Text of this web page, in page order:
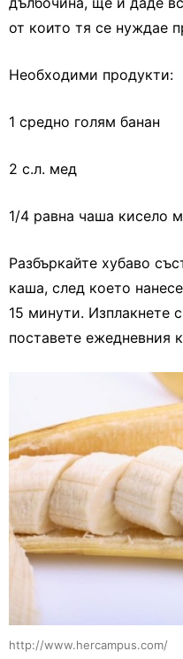
от които тя се нуждае
Необходими продукти:
1 средно голям банан
2 с.л. мед
1/4 равна чаша кисело
Разбъркайте хубаво
каша, след което
15 минути. Изплакнете
поставете ежедневния
http://www.hercampus.com/